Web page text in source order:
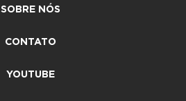
SOBRE NÓS
CONTATO
YOUTUBE